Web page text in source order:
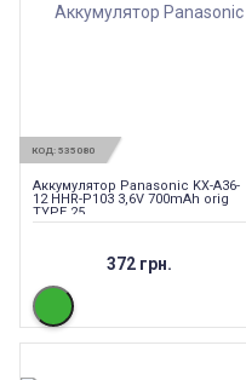
КОД: 535080
Аккумулятор Panasonic KX-A36-
12 HHR-P103 3,6V 700mAh orig
TYPE 25
372 грн.